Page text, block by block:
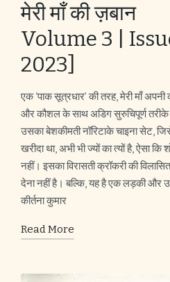
मेरी माँ की ज़बान
Volume 3 |
2023]
एक ‘पाक सूत्रधार’ की तरह, मेरी माँ
और कौशल के साथ अडिग सुरुचिपूर्ण तरीके
उसका बेशकीमती नॉरिटाके चाइना सेट,
खरीदा था, अभी भी ज्यों का त्यों है, ऐसा
नहीं। इसका विरासती क्रॉकरी की
देना नहीं है। बल्कि, यह है एक लड़की और
कीर्तना कुमार
Read More